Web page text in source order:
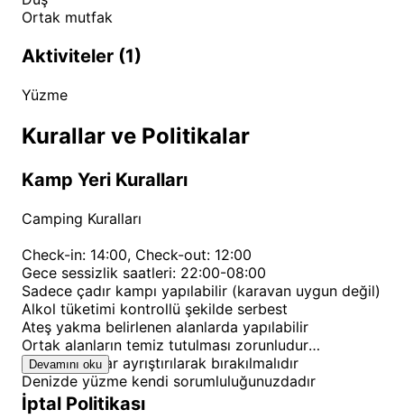
ulaşabileceğiniz başlıca keşif noktaları şunlardır:
Büyük Çakıl Plajı:
Kaş Merkezi:
şirin dükkanları ve lezzetli restoranlarıyla canlı bir
merkez.
Kaputaş Plajı:Türkiye'nin en güzel plajlarından
biri olarak kabul edilen, turkuaz renkli deniziyle
büyüleyici bir koy.
sularında yüzme imkanı sunan devasa bir kanyon.
Patara Antik Kenti ve Plajı:Antik kalıntıları ve 18
km uzunluğundaki kumsalıyla ünlü, caretta
carettaların üreme alanı.
Tekne Turları:Kaş Limanı'ndan kalkan teknelerle
Kekova, Batık Şehir ve civardaki koyları
keşfedebilirsiniz.
Ortak mutfak
Aktiviteler (1)
Yüzme
Kurallar ve Politikalar
Kamp Yeri Kuralları
Camping Kuralları
Check-in: 14:00, Check-out: 12:00
Gece sessizlik saatleri: 22:00-08:00
Sadece çadır kampı yapılabilir (karavan uygun değil)
Alkol tüketimi kontrollü şekilde serbest
Ateş yakma belirlenen alanlarda yapılabilir
Ortak alanların temiz tutulması zorunludur
Çöp ve atıklar ayrıştırılarak bırakılmalıdır
Denizde yüzme kendi sorumluluğunuzdadır
Devamını oku
İptal Politikası